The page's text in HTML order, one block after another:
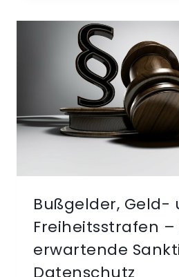
BUSSGELDER, I
MAGEVERLUST U
ND I
EI D
ATENPANNEN G
EMÄSS §
SG
Bußgelder, Geld-
Freiheitsstrafen –
erwartende
Datenschutz